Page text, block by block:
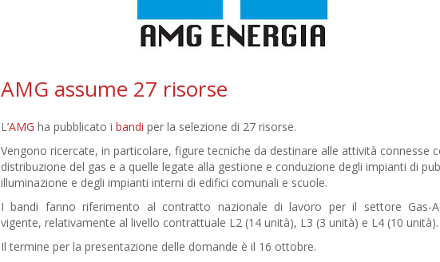
AMG assume 27 risorse
L’AMG ha pubblicato i bandi per la selezione di 27 risorse.
Vengono ricercate, in particolare, figure tecniche da destinare alle attività connesse
distribuzione del gas e a quelle legate alla gestione e conduzione degli impianti di
illuminazione e degli impianti interni di edifici comunali e scuole.
I bandi fanno riferimento al contratto nazionale di lavoro per il settore Gas-
vigente, relativamente al livello contrattuale L2 (14 unità), L3 (3 unità) e L4 (10 unità).
Il termine per la presentazione delle domande è il 16 ottobre.